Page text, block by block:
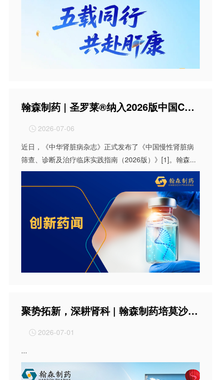
翰森制药 | 圣罗莱®纳入2026版中国CKD筛查与诊疗指南
 2026-07-06
近日，《中华肾脏病杂志》正式发布了《中国慢性肾脏病
筛查、诊断及治疗临床实践指南（2026版）》[1]。翰森...
聚势拓新，深耕肾科 | 翰森制药培莫沙肽注射液获批上市3周年
 2026-07-01
...